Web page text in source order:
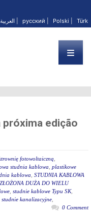
العربية русский Polski Türk
próxima edição
fotowoltaiczną
studnia kablowa plastikowe
kablowa STUDNIA KABLOWA
DUŻA DO WIELU
studnie kablowe Typu SK,
studnie kanalizacyjne
0 Comment